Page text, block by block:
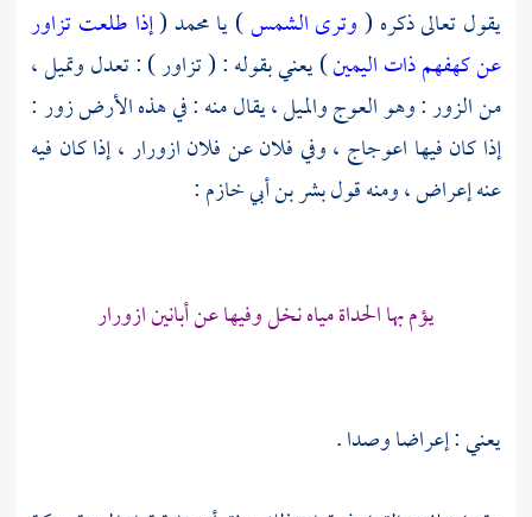
يقول تعالى ذكره (وترى الشمس) يامحمد(إذا طلعت تزاور
عن كهفهم ذات اليمين) يعني بقوله : ( تزاور ) : تعدل وتميل ،
من الزور : وهو العوج والميل ، يقال منه : في هذه الأرض زور :
إذا كان فيها اعوجاج ، وفي فلان عن فلان ازورار ، إذا كان فيه
عنه إعراض ، ومنه قولبشر بن أبي خازم:
يؤم بها الحداة مياه نخل وفيها عن أبانين ازورار
يعني : إعراضا وصدا .